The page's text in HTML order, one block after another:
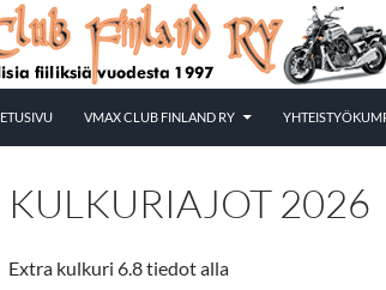
ETUSIVU VMAX CLUB FINLAND RY
KULKURIAJOT 2026
Extra kulkuri 6.8 tiedot alla